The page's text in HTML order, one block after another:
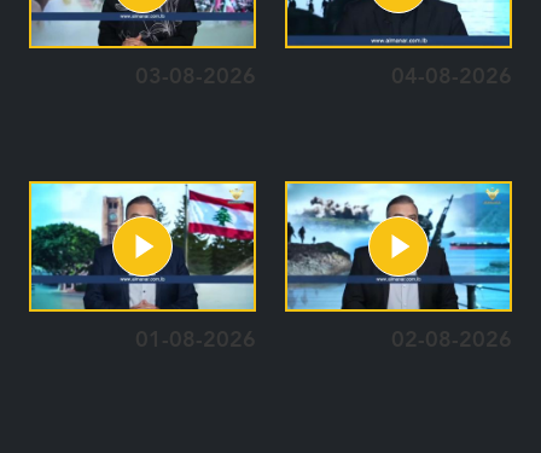
04-08-2026
03-08-2026
02-08-2026
01-08-2026